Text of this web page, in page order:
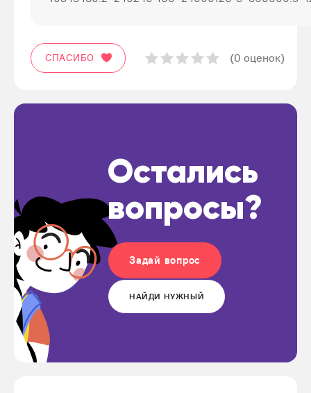
СПАСИБО (0 оценок)
Остались
вопросы?
Задай вопрос
НАЙДИ НУЖНЫЙ